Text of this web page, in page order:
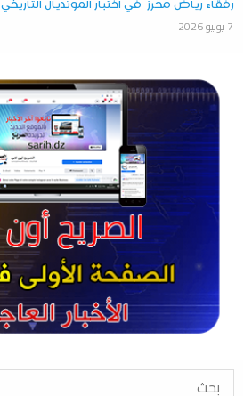
رفقاء رياض محرز في اختبار المونديال التاريخي
7 يونيو 2026